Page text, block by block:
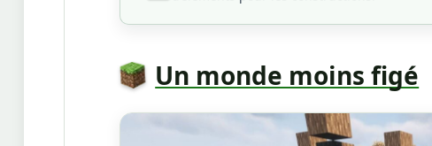
Un monde moins figé